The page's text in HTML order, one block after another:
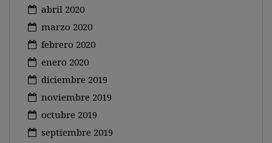
abril 2020
marzo 2020
febrero 2020
enero 2020
diciembre 2019
noviembre 2019
octubre 2019
septiembre 2019